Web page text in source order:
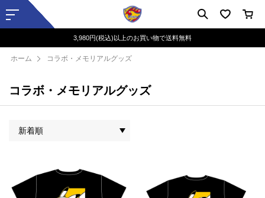
3,980円(税込)以上のお買い物で送料無料
ホーム コラボ・メモリアルグッズ
コラボ・メモリアルグッズ
新着順